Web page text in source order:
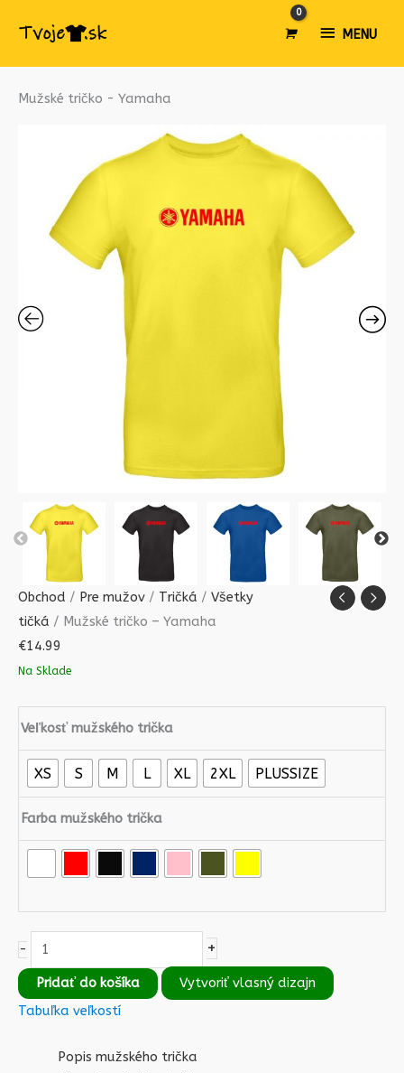
MENU
MENU
Mužské tričko - Yamaha
Obchod / Pre mužov / Tričká / Všetky
tičká / Mužské tričko – Yamaha
€14.99
Na Sklade
Veľkosť mužského trička
XS S M L XL 2XL PLUSSIZE
Farba mužského trička
-
množstvo
Yamaha
+
Pridať do košíka
Vytvoriť vlasný dizajn
Tabuľka veľkostí
Popis mužského trička